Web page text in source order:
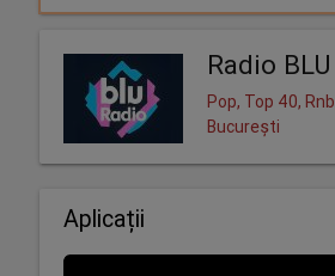
Radio BLU
Pop, Top 40, Rnb
București
Aplicații